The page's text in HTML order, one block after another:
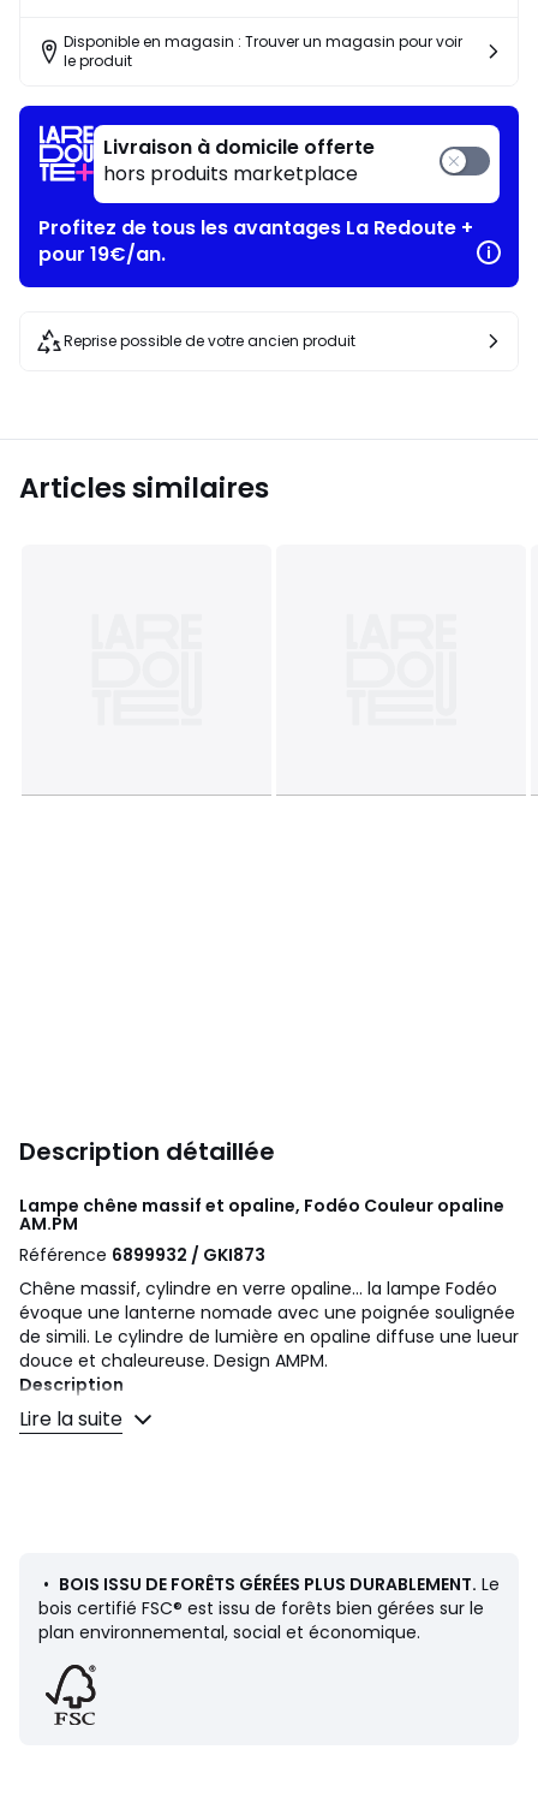
Disponible en magasin : Trouver un magasin pour voir
le produit
Livraison à domicile offerte
hors produits marketplace
Profitez de tous les avantages La Redoute +
pour 19€/an.
Reprise possible de votre ancien produit
Articles similaires
Description détaillée
Lampe chêne massif et opaline, Fodéo Couleur opaline
AM.PM
Référence 6899932 / GKI873
Chêne massif, cylindre en verre opaline... la lampe Fodéo
évoque une lanterne nomade avec une poignée soulignée
de simili. Le cylindre de lumière en opaline diffuse une lueur
douce et chaleureuse. Design AMPM.
Description
• Structure en chêne massif certifié FSC®
• Cylindre en verre opaline mate
Dimensions
• Diamètre : 16,5 cm
• Hauteur : 35 cm
Dimensions et poids des colis
1 colis
Lire la suite
• BOIS ISSU DE FORÊTS GÉRÉES PLUS DURABLEMENT. Le
bois certifié FSC® est issu de forêts bien gérées sur le
plan environnemental, social et économique.